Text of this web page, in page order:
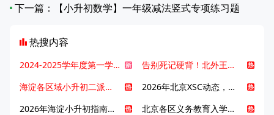
下一篇：
【小升初数学】一年级减法竖式专项练习题
热搜内容
2024-2025学年度第一学期北京各区期末考试真题试卷汇总
告别死记硬背！北外王牌精读词汇课，帮孩子突破英语词汇难关
海淀各区域小升初二派全攻略合集！区域一至五志愿填报、升学策略详解
2026年北京XSC动态，持续更新中ing...
2026年海淀小升初指南，一文了解招生政策要点
北京各区义务教育入学咨询电话汇总，25年小升初家长提前收藏